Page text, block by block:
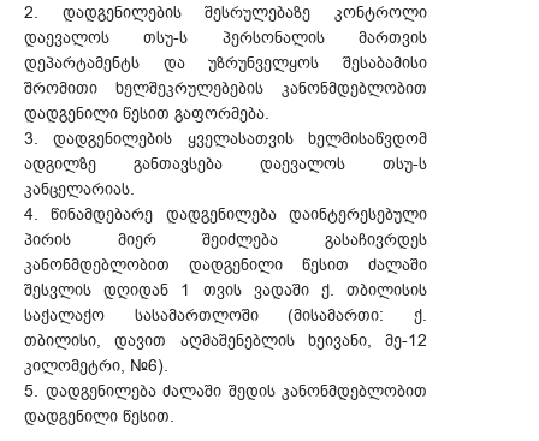
2. დადგენილების შესრულებაზე კონტროლი
დაევალოს თსუ-ს პერსონალის მართვის
დეპარტამენტს და უზრუნველყოს შესაბამისი
შრომითი ხელშეკრულებების კანონმდებლობით
დადგენილი წესით გაფორმება.
3. დადგენილების ყველასათვის ხელმისაწვდომ
ადგილზე განთავსება დაევალოს თსუ-ს
კანცელარიას.
4. წინამდებარე დადგენილება დაინტერესებული
პირის მიერ შეიძლება გასაჩივრდეს
კანონმდებლობით დადგენილი წესით ძალაში
შესვლის დღიდან 1 თვის ვადაში ქ. თბილისის
საქალაქო სასამართლოში (მისამართი: ქ.
თბილისი, დავით აღმაშენებლის ხეივანი, მე-12
კილომეტრი, №6).
5. დადგენილება ძალაში შედის კანონმდებლობით
დადგენილი წესით.